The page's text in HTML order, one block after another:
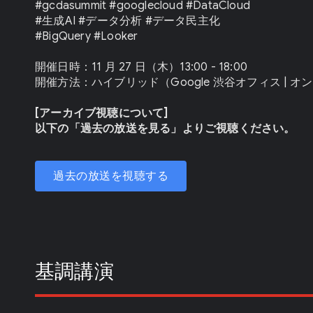
#gcdasummit #googlecloud #DataCloud
#生成AI #データ分析 #データ民主化
#BigQuery #Looker
開催日時：11 月 27 日（木）13:00 - 18:00
開催方法：ハイブリッド（Google 渋谷オフィス | オン
[アーカイブ視聴について]
以下の「過去の放送を見る」よりご視聴ください。
過去の放送を視聴する
基調講演